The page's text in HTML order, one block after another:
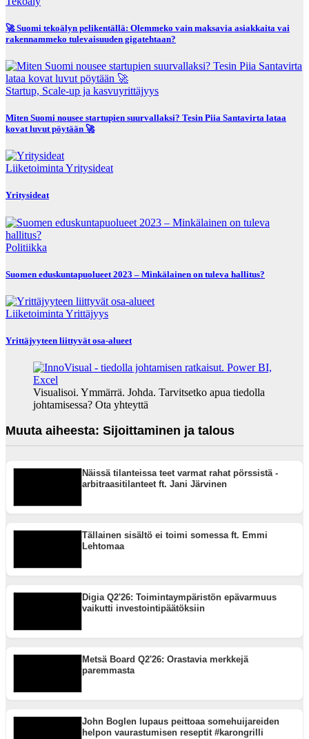
🚀 Suomi tekoälyn pelikentällä: Olemmeko vain maksavia asiakkaita vai
rakennammeko tulevaisuuden gigatehtaan?
Startup, Scale-up ja kasvuyrittäjyys
Miten Suomi nousee startupien suurvallaksi? Tesin Piia Santavirta lataa
kovat luvut pöytään 🚀
Liiketoiminta Yritysideat
Yritysideat
Politiikka
Suomen eduskuntapuolueet 2023 – Minkälainen on tuleva hallitus?
Liiketoiminta Yrittäjyys
Yrittäjyyteen liittyvät osa-alueet
Visualisoi. Ymmärrä. Johda. Tarvitsetko apua tiedolla
johtamisessa? Ota yhteyttä
Muuta aiheesta: Sijoittaminen ja talous
Näissä tilanteissa teet varmat rahat pörssistä -
arbitraasitilanteet ft. Jani Järvinen
Tällainen sisältö ei toimi somessa ft. Emmi
Lehtomaa
Digia Q2'26: Toimintaympäristön epävarmuus
vaikutti investointipäätöksiin
Metsä Board Q2'26: Orastavia merkkejä
paremmasta
John Boglen lupaus peittoaa somehuijareiden
helpon vaurastumisen reseptit #karongrilli